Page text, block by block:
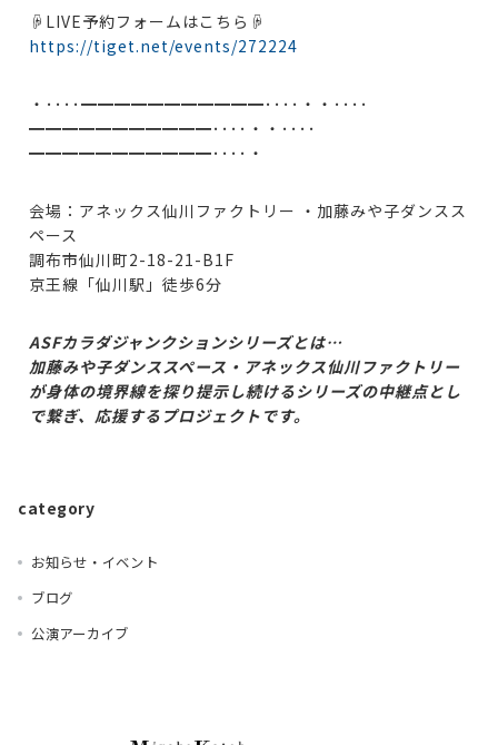
☟LIVE予約フォームはこちら☟
https://tiget.net/events/272224
・････━━━━━━━━━━━････・・････
━━━━━━━━━━━････・・････
━━━━━━━━━━━････・
会場：アネックス仙川ファクトリー ・加藤みや子ダンスス
ペース
調布市仙川町2-18-21-B1F
京王線「仙川駅」徒歩6分
ASFカラダジャンクションシリーズとは…
加藤みや子ダンススペース・アネックス仙川ファクトリー
が身体の境界線を探り提示し続けるシリーズの中継点とし
で繋ぎ、応援するプロジェクトです。
category
お知らせ・イベント
ブログ
公演アーカイブ